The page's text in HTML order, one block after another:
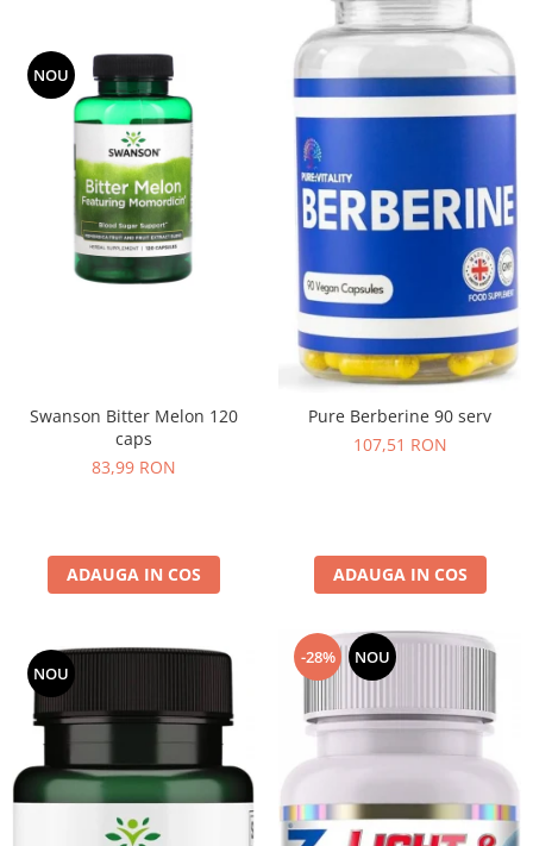
NOU
Swanson Bitter Melon 120
caps
83,99 RON
ADAUGA IN COS
Pure Berberine 90 serv
107,51 RON
ADAUGA IN COS
NOU
-28% NOU